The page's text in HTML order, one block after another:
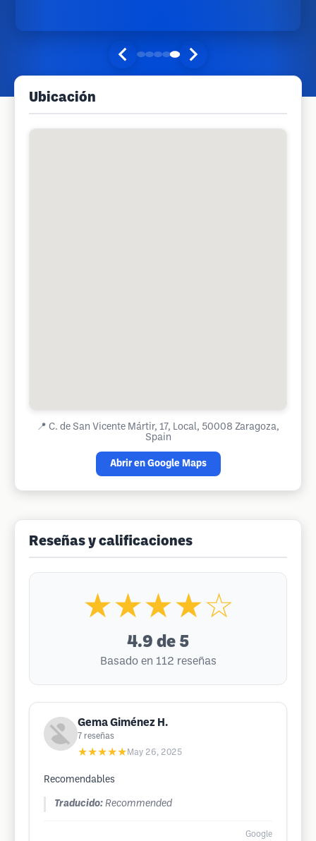
Ubicación
📍 C. de San Vicente Mártir, 17, Local, 50008 Zaragoza,
Spain
Abrir en Google Maps
Reseñas y calificaciones
★★★★☆
4.9 de 5
Basado en 112 reseñas
Gema Giménez H.
7 reseñas
★★★★★ May 26, 2025
Recomendables
Traducido: Recommended
Google